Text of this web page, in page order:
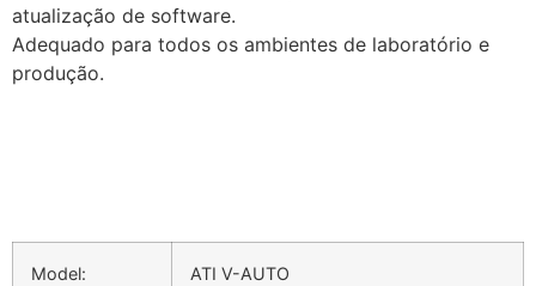
atualização de software.
Adequado para todos os ambientes de laboratório e
produção.
Model: ATI V-AUTO